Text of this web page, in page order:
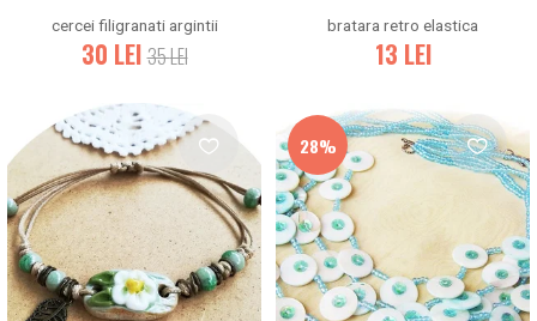
cercei filigranati argintii
30 LEI 35LEI
bratara retro elastica
13 LEI
28%